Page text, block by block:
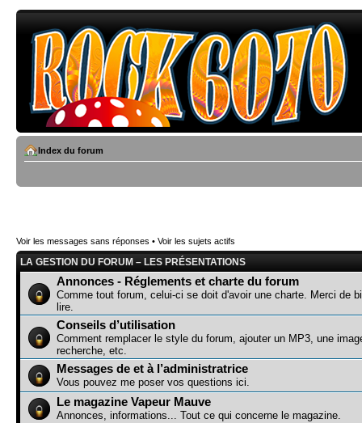
Index du forum
Voir les messages sans réponses • Voir les sujets actifs
LA GESTION DU FORUM – LES PRÉSENTATIONS
Annonces - Réglements et charte du forum
Comme tout forum, celui-ci se doit d'avoir une charte. Merci de
lire.
Conseils d’utilisation
Comment remplacer le style du forum, ajouter un MP3, une
recherche, etc.
Messages de et à l’administratrice
Vous pouvez me poser vos questions ici.
Le magazine Vapeur Mauve
Annonces, informations... Tout ce qui concerne le magazine.